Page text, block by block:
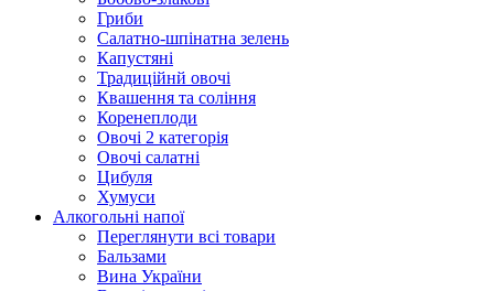
Гриби
Салатно-шпінатна зелень
Капустяні
Традиційнй овочі
Квашення та соління
Корeнеплоди
Овочі 2 категорія
Овочі салатні
Цибуля
Хумуси
Алкогольні напої
Переглянути всі товари
Бальзами
Вина України